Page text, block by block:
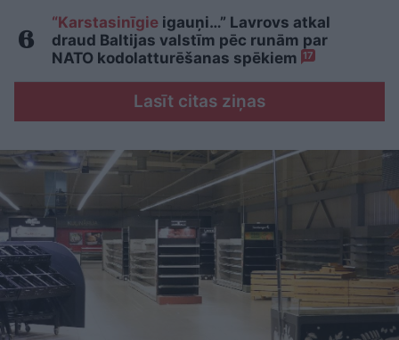
“Karstasinīgie igauņi…” Lavrovs atkal
draud Baltijas valstīm pēc runām par
NATO kodolatturēšanas spēkiem 17
Lasīt citas ziņas